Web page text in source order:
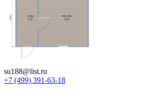
su188@list.ru
+7 (499) 391-63-18